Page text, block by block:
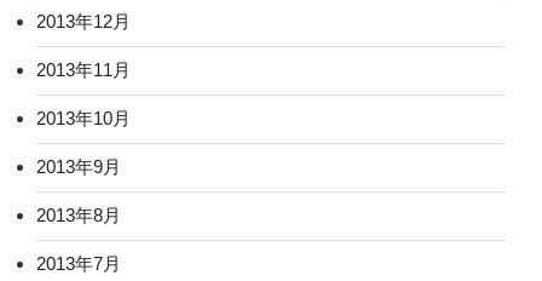
2013年12月
2013年11月
2013年10月
2013年9月
2013年8月
2013年7月